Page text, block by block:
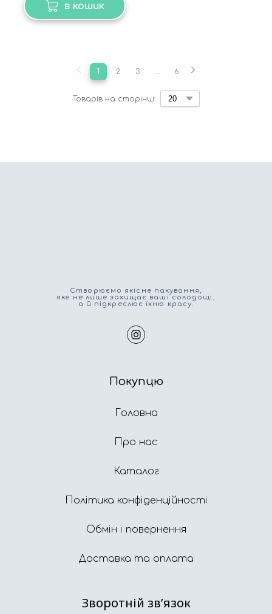
в кошик
Товарів на сторінці:
1 2 3 ... 6
Cтворюємо якісне пакування,
яке не лише захищає ваші солодощі,
а й підкреслює їхню красу.
Покупцю
Головна
Про нас
Каталог
Політика конфіденційності
Обмін і повернення
Доставка та оплата
Зворотній звʼязок